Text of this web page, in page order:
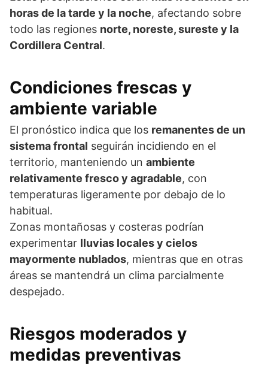
horas de la tarde y la noche, afectando sobre
todo las regiones norte, noreste, sureste y la
Cordillera Central.
Condiciones frescas y
ambiente variable
El pronóstico indica que los remanentes de un
sistema frontal seguirán incidiendo en el
territorio, manteniendo un ambiente
relativamente fresco y agradable, con
temperaturas ligeramente por debajo de lo
habitual.
Zonas montañosas y costeras podrían
experimentar lluvias locales y cielos
mayormente nublados, mientras que en otras
áreas se mantendrá un clima parcialmente
despejado.
Riesgos moderados y
medidas preventivas